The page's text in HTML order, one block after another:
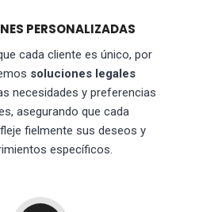
PERSONALIZADAS
cada cliente es único, por
soluciones legales
necesidades y preferencias
asegurando que cada
fielmente sus deseos y
específicos.